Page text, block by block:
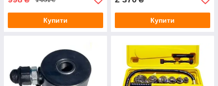
Засіб для компресорів
Фільтри для пневматичного інструменту
Шланги для стисненого повітря
Пневматичний інструмент BOSTITCH
Купити Купити